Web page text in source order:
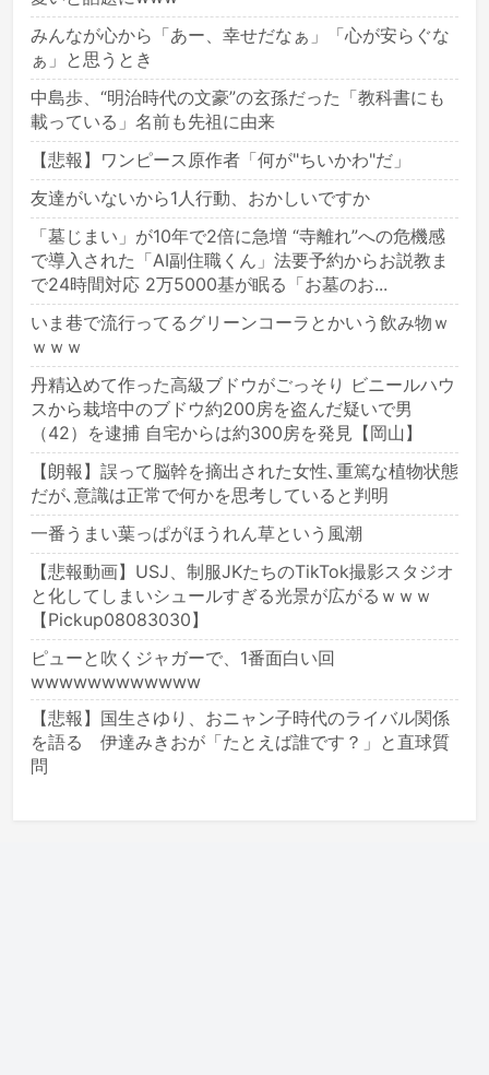
みんなが心から「あー、幸せだなぁ」「心が安らぐな
ぁ」と思うとき
中島歩、“明治時代の文豪”の玄孫だった「教科書にも
載っている」名前も先祖に由来
【悲報】ワンピース原作者「何が"ちいかわ"だ」
友達がいないから1人行動、おかしいですか
「墓じまい」が10年で2倍に急増 “寺離れ”への危機感
で導入された「AI副住職くん」法要予約からお説教ま
で24時間対応 2万5000基が眠る「お墓のお...
いま巷で流行ってるグリーンコーラとかいう飲み物ｗ
ｗｗｗ
丹精込めて作った高級ブドウがごっそり ビニールハウ
スから栽培中のブドウ約200房を盗んだ疑いで男
（42）を逮捕 自宅からは約300房を発見【岡山】
【朗報】誤って脳幹を摘出された女性､重篤な植物状態
だが､意識は正常で何かを思考していると判明
一番うまい葉っぱがほうれん草という風潮
【悲報動画】USJ、制服JKたちのTikTok撮影スタジオ
と化してしまいシュールすぎる光景が広がるｗｗｗ
【Pickup08083030】
ピューと吹くジャガーで、1番面白い回
wwwwwwwwwwww
【悲報】国生さゆり、おニャン子時代のライバル関係
を語る 伊達みきおが「たとえば誰です？」と直球質
問